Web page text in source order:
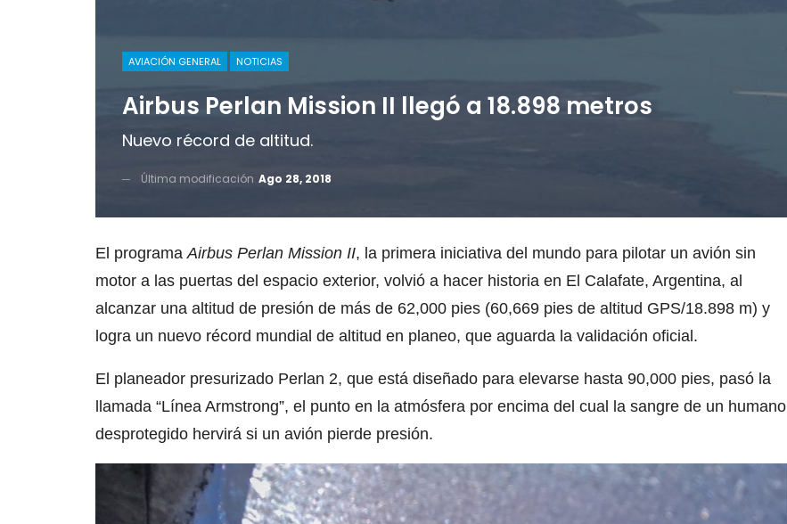
AVIACIÓN GENERAL NOTICIAS
Airbus Perlan Mission II llegó a 18.898 metros
Nuevo récord de altitud.
Última modificación Ago 28, 2018
El programaAirbus Perlan Mission II, la primera iniciativa del mundo para pilotar un avión sin
motor a las puertas del espacio exterior, volvió a hacer historia en El Calafate, Argentina, al
alcanzar una altitud de presión de más de 62,000 pies (60,669 pies de altitud GPS/18.898 m) y
logra un nuevo récord mundial de altitud en planeo, que aguarda la validación oficial.
El planeador presurizado Perlan 2, que está diseñado para elevarse hasta 90,000 pies, pasó la
llamada “Línea Armstrong”, el punto en la atmósfera por encima del cual la sangre de un humano
desprotegido hervirá si un avión pierde presión.